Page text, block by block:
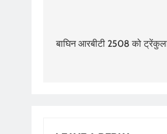
navigation
बाघिन आरबीटी 2508 को